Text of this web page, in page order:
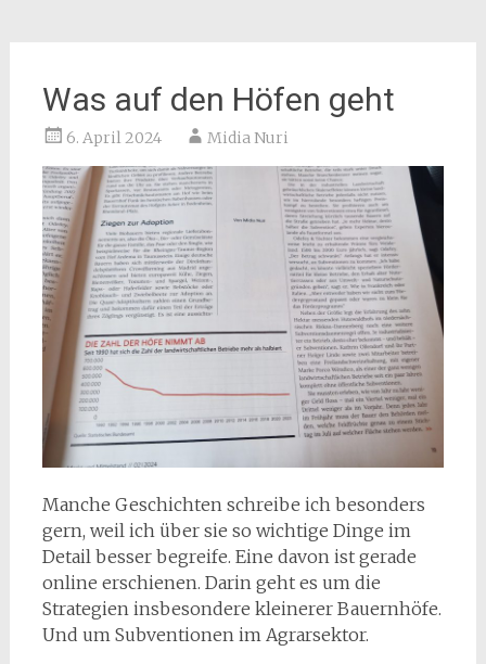
Was auf den Höfen geht
6. April 2024 Midia Nuri
Manche Geschichten schreibe ich besonders
gern, weil ich über sie so wichtige Dinge im
Detail besser begreife. Eine davon ist gerade
online erschienen. Darin geht es um die
Strategien insbesondere kleinerer Bauernhöfe.
Und um Subventionen im Agrarsektor.